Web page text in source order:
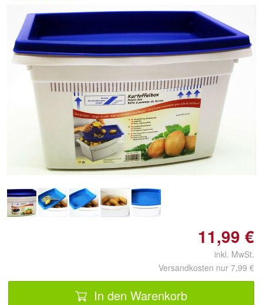
Doppelt antippen zum
vergrößern
11,99 €
inkl. MwSt.
Versandkosten nur 7,99 €
In den Warenkorb